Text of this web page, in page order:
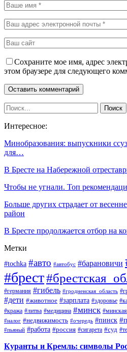
Сохраните мое имя, адрес
этом браузере для следующего
Интересное:
Минобразования: выпускники
для…
В Бресте на Набережной
Чтобы не угнали. Топ
Больше других страдает от
район
В Бресте продолжается отбор на
Метки
#tochka #авто #автобус #барановичи
#брест
#германия #гибель #гродненская_область
#дети #животное #зарплата #здоровье
#кража #литва #медицина #минск
#налог #недвижимость #очередь #пинск
#пьяный #работа #россия #сигарета #суд
Куранты и Кремль: символы